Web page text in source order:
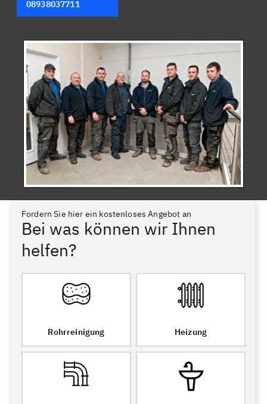
08938037711
Fordern Sie hier ein kostenloses Angebot an
Bei was können wir Ihnen
helfen?
Rohrreinigung Heizung